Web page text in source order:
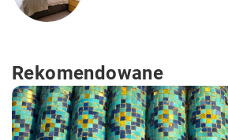
Rekomendowane